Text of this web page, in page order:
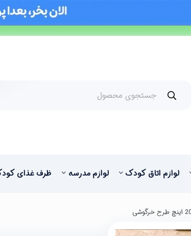
لوازم اتاق کودک لوازم مدرسه ظرف غذای